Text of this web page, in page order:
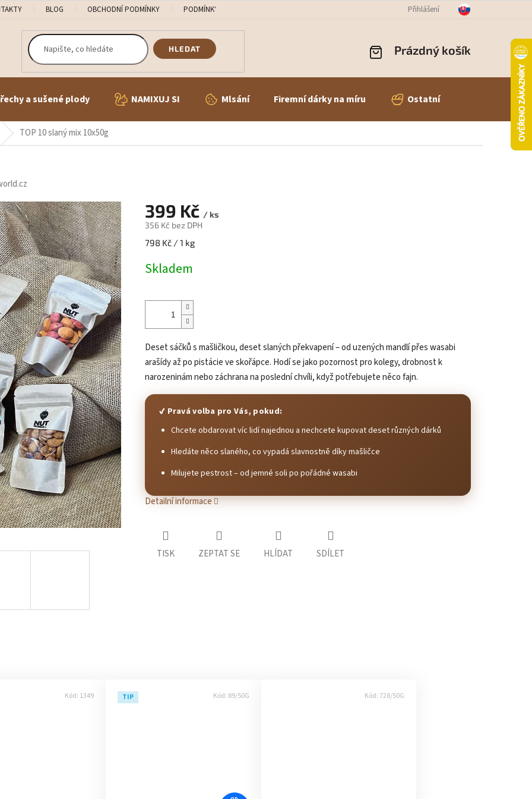
BLOG OBCHODNÍ PODMÍNKY PODMÍNKY OCHRANY OSOBNÍCH ÚDAJŮ ODSTOUPENÍ OD SMLOUVY REKLAMACE ZBOŽÍ
Přihlášení
HLEDAT
NÁKUPNÍ
Prázdný košík
a sušené plody NAMIXUJ SI Mlsání Firemní dárky na míru Ostatní
TOP 10 slaný mix 10x50g
399 Kč / ks
356 Kč bez DPH
Měrná
798 Kč / 1 kg
Skladem
Deset sáčků s mašličkou, deset slaných překvapení – od uzených mandlí přes wasabi
arašídy až po pistácie ve skořápce. Hodí se jako pozornost pro kolegy, drobnost k
narozeninám nebo záchrana na poslední chvíli, když potřebujete něco fajn.
✔ Pravá volba pro Vás, pokud:
Chcete obdarovat víc lidí najednou a nechcete kupovat deset různých dárků
Hledáte něco slaného, co vypadá slavnostně díky mašličce
Milujete pestrost – od jemné soli po pořádné wasabi
Detailní informace
TISK ZEPTAT SE HLÍDAT SDÍLET
Kód: 1349 TIP Kód: 89/50G Kód:728/50G